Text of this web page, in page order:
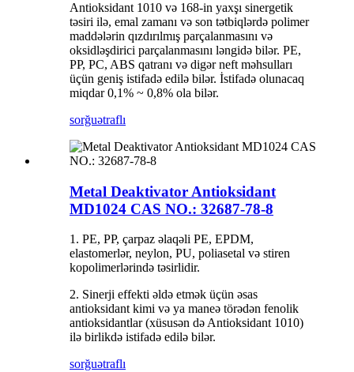
Antioksidant 1010 və 168-in yaxşı sinergetik
təsiri ilə, emal zamanı və son tətbiqlərdə polimer
maddələrin qızdırılmış parçalanmasını və
oksidləşdirici parçalanmasını ləngidə bilər. PE,
PP, PC, ABS qatranı və digər neft məhsulları
üçün geniş istifadə edilə bilər. İstifadə olunacaq
miqdar 0,1% ~ 0,8% ola bilər.
sorğuətraflı
Metal Deaktivator Antioksidant
MD1024 CAS NO.: 32687-78-8
1. PE, PP, çarpaz əlaqəli PE, EPDM,
elastomerlər, neylon, PU, ​​poliasetal və stiren
kopolimerlərində təsirlidir.
2. Sinerji effekti əldə etmək üçün əsas
antioksidant kimi və ya maneə törədən fenolik
antioksidantlar (xüsusən də Antioksidant 1010)
ilə birlikdə istifadə edilə bilər.
sorğuətraflı